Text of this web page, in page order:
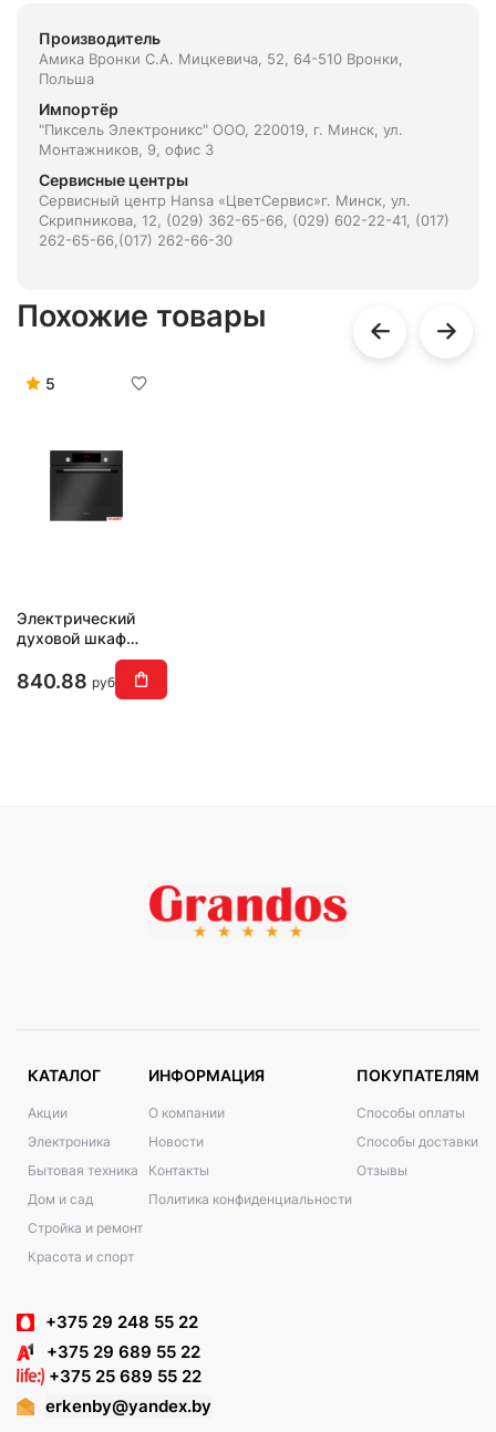
Производитель
Амика Вронки С.А. Мицкевича, 52, 64-510 Вронки,
Польша
Импортёр
"Пиксель Электроникс" ООО, 220019, г. Минск, ул.
Монтажников, 9, офис 3
Сервисные центры
Сервисный центр Hansa «ЦветСервис»г. Минск, ул.
Скрипникова, 12, (029) 362-65-66, (029) 602-22-41, (017)
262-65-66,(017) 262-66-30
Похожие товары
5
Электрический
духовой шкаф
Hansa BOES68441
840.88 руб
КАТАЛОГ
Акции
Электроника
Бытовая техника
Дом и сад
Стройка и ремонт
Красота и спорт
ИНФОРМАЦИЯ
О компании
Новости
Контакты
Политика конфиденциальности
ПОКУПАТЕЛЯМ
Способы оплаты
Способы доставки
Отзывы
+375 29 248 55 22
+375 29 689 55 22
+375 25 689 55 22
erkenby@yandex.by